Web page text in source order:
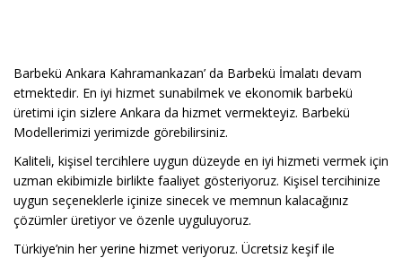
Barbekü Ankara Kahramankazan’ da Barbekü İmalatı devam
etmektedir. En iyi hizmet sunabilmek ve ekonomik barbekü
üretimi için sizlere Ankara da hizmet vermekteyiz. Barbekü
Modellerimizi yerimizde görebilirsiniz.
Kaliteli, kişisel tercihlere uygun düzeyde en iyi hizmeti vermek için
uzman ekibimizle birlikte faaliyet gösteriyoruz. Kişisel tercihinize
uygun seçeneklerle içinize sinecek ve memnun kalacağınız
çözümler üretiyor ve özenle uyguluyoruz.
Türkiye’nin her yerine hizmet veriyoruz. Ücretsiz keşif ile